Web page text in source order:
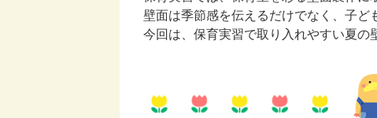
壁面は季節感を伝えるだけでなく、子ど
今回は、保育実習で取り入れやすい夏の